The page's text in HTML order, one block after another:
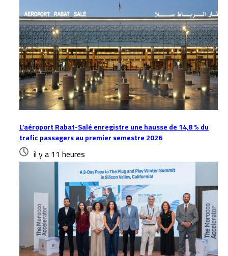
L’aéroport Rabat-Salé enregistre une hausse de 14,8 % du
trafic passagers au premier semestre 2026
il y a 11 heures